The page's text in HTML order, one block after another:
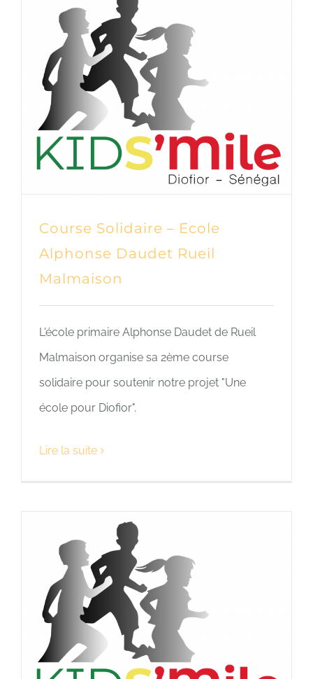
Course Solidaire – Ecole
Alphonse Daudet Rueil
Malmaison
L'école primaire Alphonse Daudet de Rueil
Malmaison organise sa 2ème course
solidaire pour soutenir notre projet "Une
école pour Diofior".
Lire la suite